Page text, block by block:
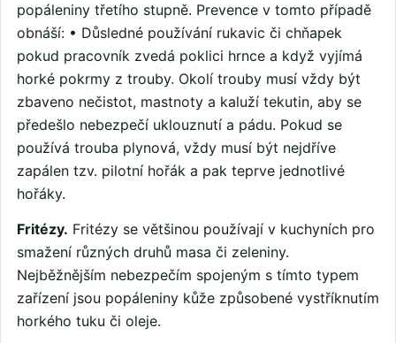
popáleniny třetího stupně. Prevence v tomto případě
obnáší: • Důsledné používání rukavic či chňapek
pokud pracovník zvedá poklici hrnce a když vyjímá
horké pokrmy z trouby. Okolí trouby musí vždy být
zbaveno nečistot, mastnoty a kaluží tekutin, aby se
předešlo nebezpečí uklouznutí a pádu. Pokud se
používá trouba plynová, vždy musí být nejdříve
zapálen tzv. pilotní hořák a pak teprve jednotlivé
hořáky.
Fritézy. Fritézy se většinou používají v kuchyních pro
smažení různých druhů masa či zeleniny.
Nejběžnějším nebezpečím spojeným s tímto typem
zařízení jsou popáleniny kůže způsobené vystříknutím
horkého tuku či oleje.